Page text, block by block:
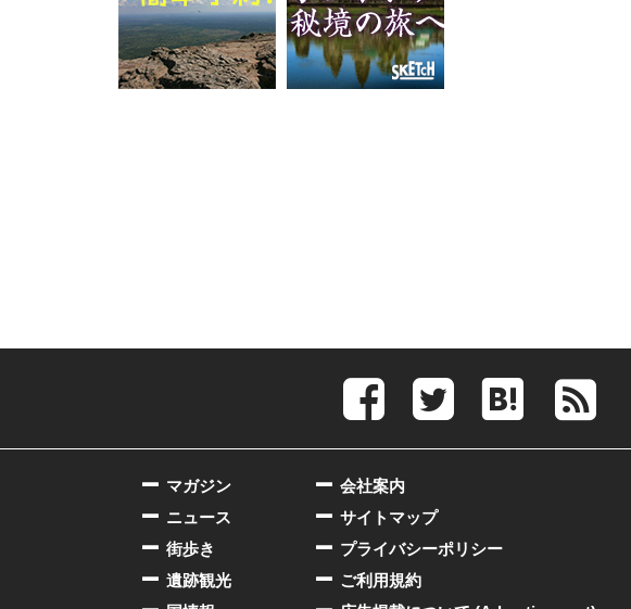
会社案内
サイトマップ
プライバシーポリシー
ご利用規約
マガジン
ニュース
街歩き
遺跡観光